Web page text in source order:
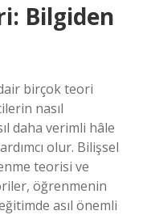
Bilgiden
birçok teori
nasıl
daha verimli hâle
olur. Bilişsel
teorisi ve
öğrenmenin
asıl önemli